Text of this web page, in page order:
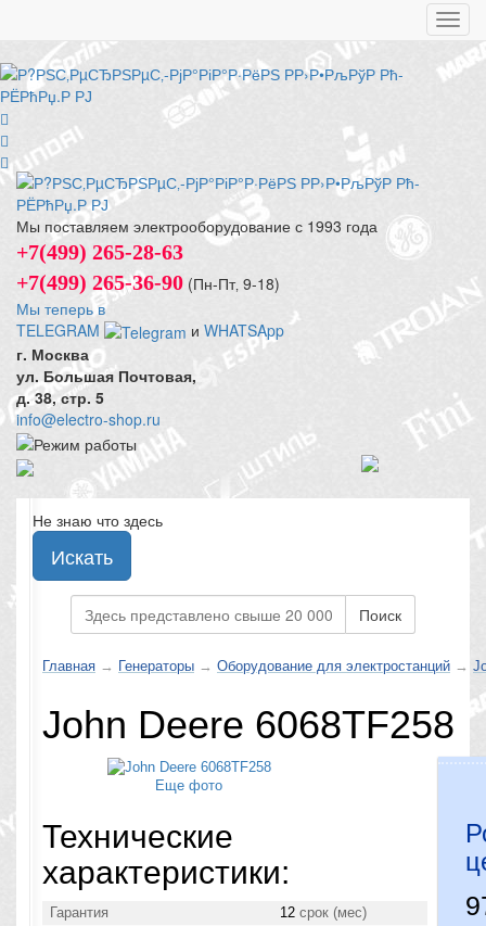
Мы поставляем электрооборудование с 1993 года
+7(499) 265-28-63
+7(499) 265-36-90 (Пн-Пт‚ 9-18)
Мы теперь в
TELEGRAM
и WHATSApp
г. Москва
ул. Большая Почтовая,
д. 38, стр. 5
info@electro-shop.ru
Не знаю что здесь
Искать
Поиск
Главная → Генераторы → Оборудование для электростанций →
John Deere 6068TF258
Еще фото
Технические
характеристики:
Гарантия 12 срок (мес)